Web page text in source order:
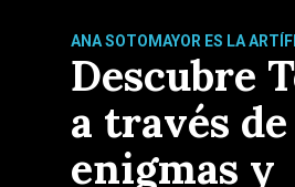
ANA SOTOMAYOR ES LA
Descubre
a través de
enigmas y